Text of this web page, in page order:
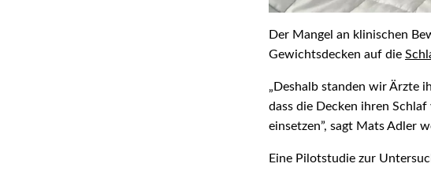
Der Mangel an klinischen
Gewichtsdecken auf die
„Deshalb standen wir Ärzte
dass die Decken ihren
einsetzen”, sagt Mats Adler
Eine Pilotstudie zur